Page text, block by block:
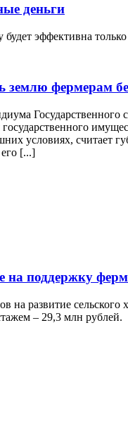
деньги
эффективна
землю фермерам
условиях, считает
[...]
на поддержку
на развитие
– 29,3 млн рублей.